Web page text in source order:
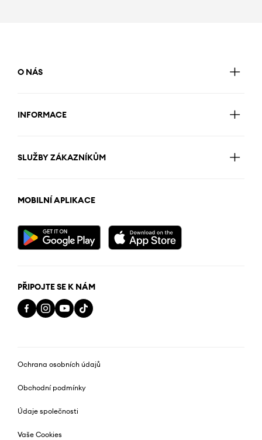
O NÁS
INFORMACE
SLUŽBY ZÁKAZNÍKŮM
MOBILNÍ APLIKACE
PŘIPOJTE SE K NÁM
Ochrana osobních údajů
Obchodní podmínky
Údaje společnosti
Vaše Cookies